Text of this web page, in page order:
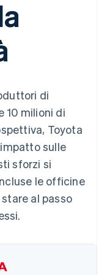
gli
di
10 milioni di
Toyota
sulle
sforzi si
le officine
al passo